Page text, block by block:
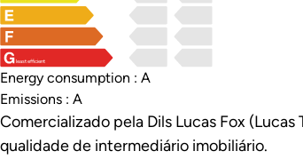
least efficient
Energy consumption : A
Emissions : A
Comercializado pela Dils Lucas Fox (Lucas
qualidade de intermediário imobiliário.